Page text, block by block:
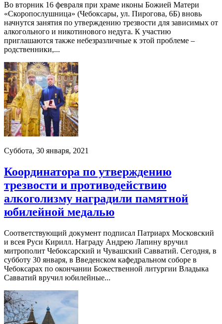
Во вторник 16 февраля при храме иконы Божией Матери
«Скоропослушница» (Чебоксары, ул. Пирогова, 6Б) вновь
начнутся занятия по утверждению трезвости для зависимых от
алкогольного и никотинового недуга. К участию
приглашаются также небезразличные к этой проблеме –
родственники,...
Суббота, 30 января, 2021
Координатора по утверждению
трезвости и противодействию
алкоголизму наградили памятной
юбилейной медалью
Соответствующий документ подписал Патриарх Московский
и всея Руси Кирилл. Награду Андрею Лапину вручил
митрополит Чебоксарский и Чувашский Савватий. Сегодня, в
субботу 30 января, в Введенском кафедральном соборе в
Чебоксарах по окончании Божественной литургии Владыка
Савватий вручил юбилейные...